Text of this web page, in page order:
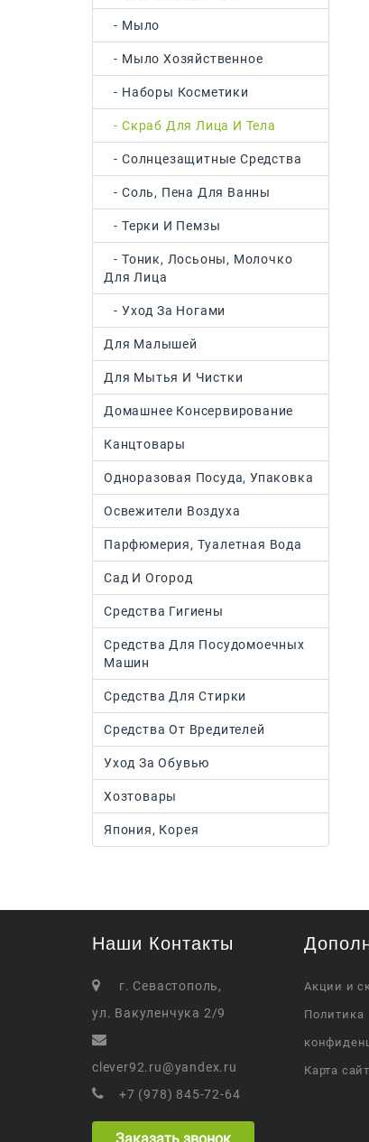
- Мыло
- Мыло Хозяйственное
- Наборы Косметики
- Скраб Для Лица И Тела
- Солнцезащитные Средства
- Соль, Пена Для Ванны
- Терки И Пемзы
- Тоник, Лосьоны, Молочко
Для Лица
- Уход За Ногами
Для Малышей
Для Мытья И Чистки
Домашнее Консервирование
Канцтовары
Одноразовая Посуда, Упаковка
Освежители Воздуха
Парфюмерия, Туалетная Вода
Сад И Огород
Средства Гигиены
Средства Для Посудомоечных
Машин
Средства Для Стирки
Средства От Вредителей
Уход За Обувью
Хозтовары
Япония, Корея
Наши Контакты
г. Севастополь,
ул. Вакуленчука 2/9
clever92.ru@yandex.ru
+7 (978) 845-72-64
Заказать звонок
Акции и
Политика
Карта